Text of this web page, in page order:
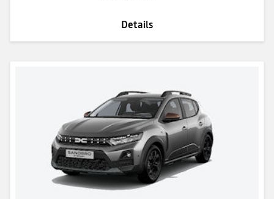
Details